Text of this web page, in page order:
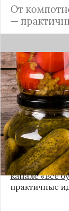
От
—
Каждый год,
урожая, я
витаминов.
классика,
жизни. Но
продуктов
быстрые и
Сегодня я
без банок и
пошаговыми
канале «Все
практичные